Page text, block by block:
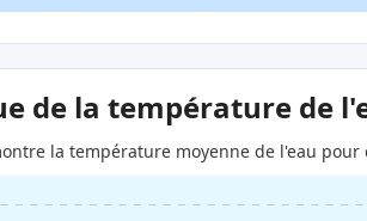
de la température de
la température moyenne de l'eau